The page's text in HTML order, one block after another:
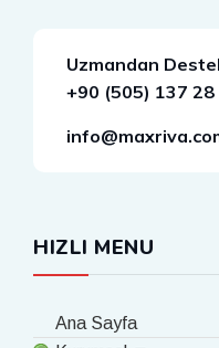
Uzmandan
+90 (505) 137 28
HIZLI MENU
Ana Sayfa